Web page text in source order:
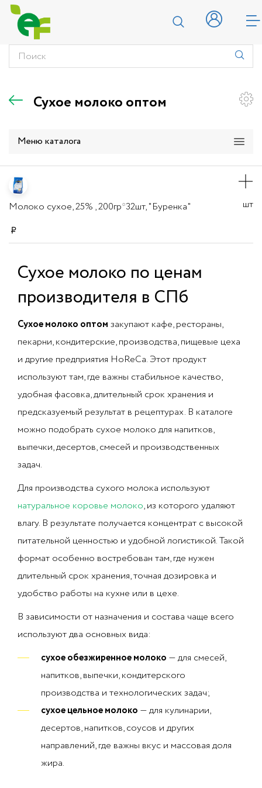
Сухое молоко оптом
Меню каталога
Молоко сухое, 25% , 200гр*32шт, "Буренка" шт
Сухое молоко по ценам
производителя в СПб
Сухое молоко оптом закупают кафе, рестораны,
пекарни, кондитерские, производства, пищевые цеха
и другие предприятия HoReCa. Этот продукт
используют там, где важны стабильное качество,
удобная фасовка, длительный срок хранения и
предсказуемый результат в рецептурах. В каталоге
можно подобрать сухое молоко для напитков,
выпечки, десертов, смесей и производственных
задач.
Для производства сухого молока используют
натуральное коровье молоко, из которого удаляют
влагу. В результате получается концентрат с высокой
питательной ценностью и удобной логистикой. Такой
формат особенно востребован там, где нужен
длительный срок хранения, точная дозировка и
удобство работы на кухне или в цехе.
В зависимости от назначения и состава чаще всего
используют два основных вида:
сухое обезжиренное молоко — для смесей,
напитков, выпечки, кондитерского
производства и технологических задач;
сухое цельное молоко — для кулинарии,
десертов, напитков, соусов и других
направлений, где важны вкус и массовая доля
жира.